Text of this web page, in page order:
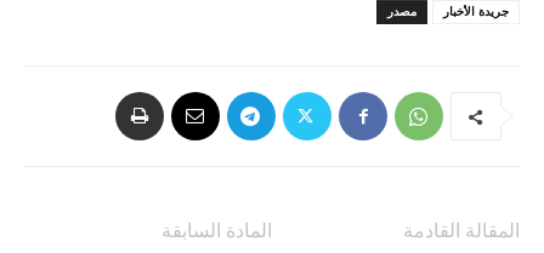
مصدر جريدة الأخبار
المادة السابقة
المقالة القادمة